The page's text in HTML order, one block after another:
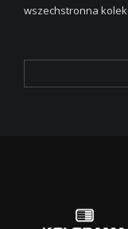
wszechstronna